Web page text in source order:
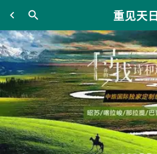
重见天日